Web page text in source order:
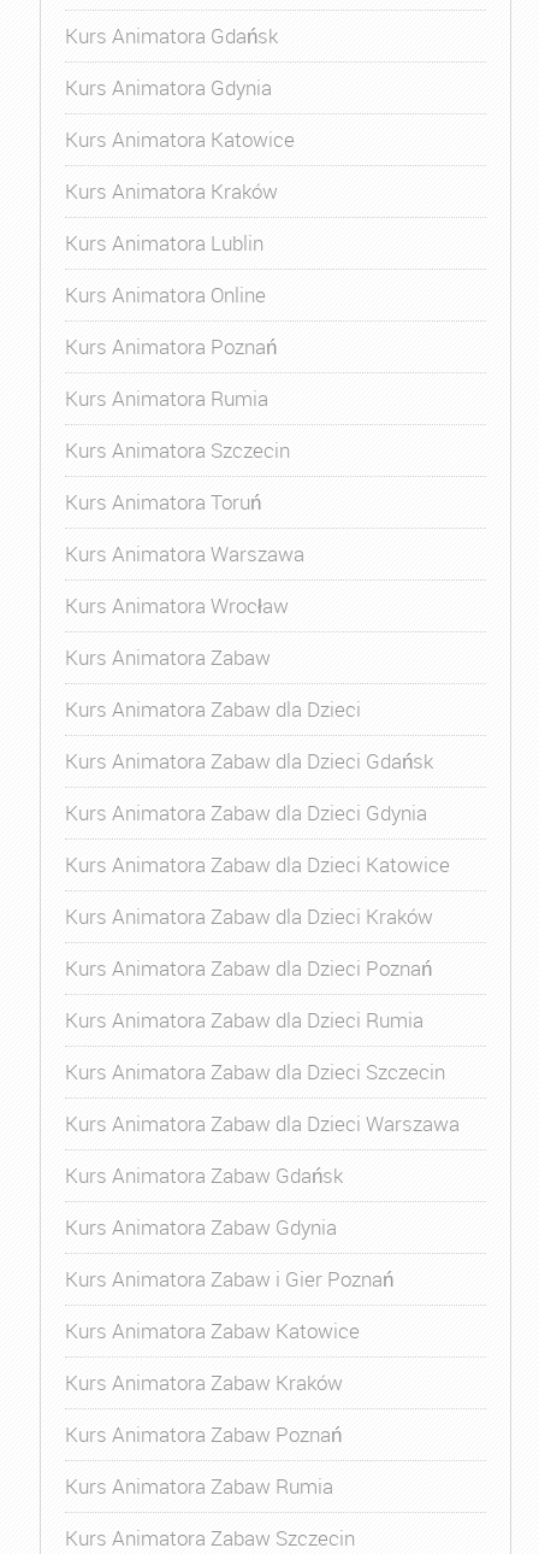
Kurs Animatora Gdańsk
Kurs Animatora Gdynia
Kurs Animatora Katowice
Kurs Animatora Kraków
Kurs Animatora Lublin
Kurs Animatora Online
Kurs Animatora Poznań
Kurs Animatora Rumia
Kurs Animatora Szczecin
Kurs Animatora Toruń
Kurs Animatora Warszawa
Kurs Animatora Wrocław
Kurs Animatora Zabaw
Kurs Animatora Zabaw dla Dzieci
Kurs Animatora Zabaw dla Dzieci Gdańsk
Kurs Animatora Zabaw dla Dzieci Gdynia
Kurs Animatora Zabaw dla Dzieci Katowice
Kurs Animatora Zabaw dla Dzieci Kraków
Kurs Animatora Zabaw dla Dzieci Poznań
Kurs Animatora Zabaw dla Dzieci Rumia
Kurs Animatora Zabaw dla Dzieci Szczecin
Kurs Animatora Zabaw dla Dzieci Warszawa
Kurs Animatora Zabaw Gdańsk
Kurs Animatora Zabaw Gdynia
Kurs Animatora Zabaw i Gier Poznań
Kurs Animatora Zabaw Katowice
Kurs Animatora Zabaw Kraków
Kurs Animatora Zabaw Poznań
Kurs Animatora Zabaw Rumia
Kurs Animatora Zabaw Szczecin